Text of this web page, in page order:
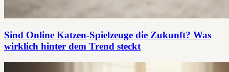
Sind Online Katzen-Spielzeuge die Zukunft? Was
wirklich hinter dem Trend steckt